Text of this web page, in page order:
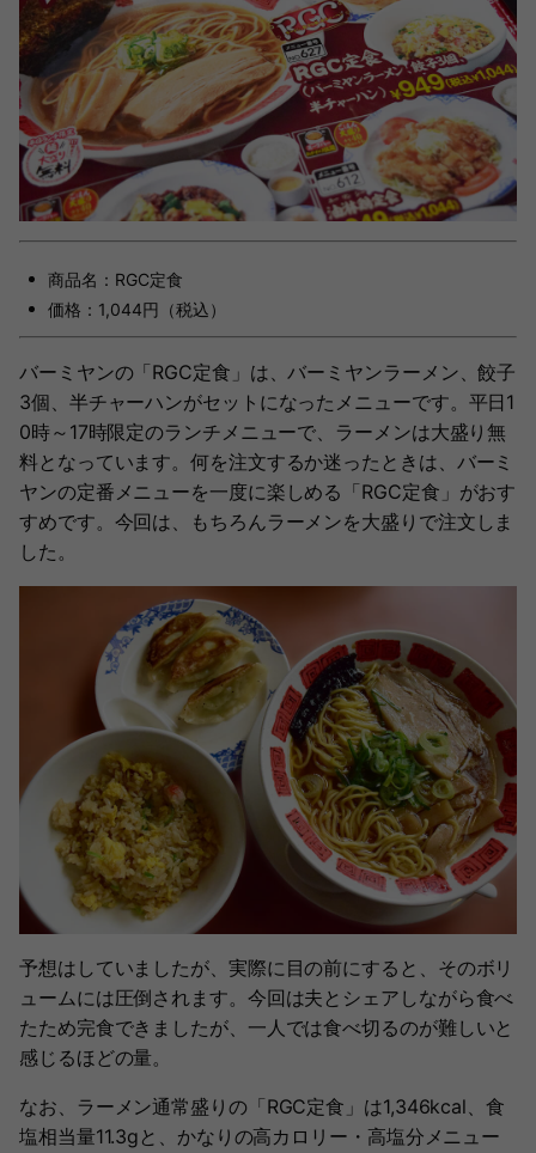
商品名：RGC定食
価格：1,044円（税込）
バーミヤンの「RGC定食」は、バーミヤンラーメン、餃子
3個、半チャーハンがセットになったメニューです。平日1
0時～17時限定のランチメニューで、ラーメンは大盛り無
料となっています。何を注文するか迷ったときは、バーミ
ヤンの定番メニューを一度に楽しめる「RGC定食」がおす
すめです。今回は、もちろんラーメンを大盛りで注文しま
した。
予想はしていましたが、実際に目の前にすると、そのボリ
ュームには圧倒されます。今回は夫とシェアしながら食べ
たため完食できましたが、一人では食べ切るのが難しいと
感じるほどの量。
なお、ラーメン通常盛りの「RGC定食」は1,346kcal、食
塩相当量11.3gと、かなりの高カロリー・高塩分メニュー